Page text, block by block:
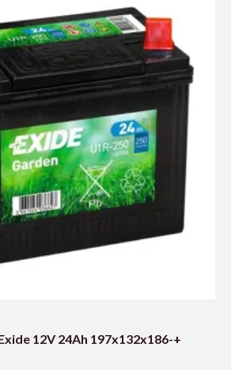
12V 24Ah 197x132x186-+